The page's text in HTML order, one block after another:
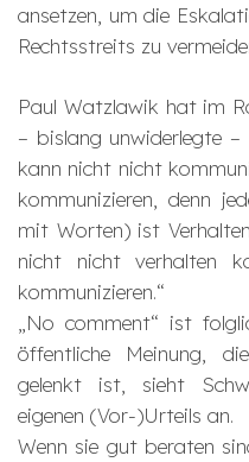
ansetzen, um die
Rechtsstreits zu
Paul Watzlawik hat im
– bislang unwiderlegte
kann nicht nicht
kommunizieren, denn
mit Worten) ist
nicht nicht verhalten
kommunizieren.“
„No comment“ ist
öffentliche Meinung,
gelenkt ist, sieht
eigenen (Vor-)Urteils an.
Wenn sie gut beraten